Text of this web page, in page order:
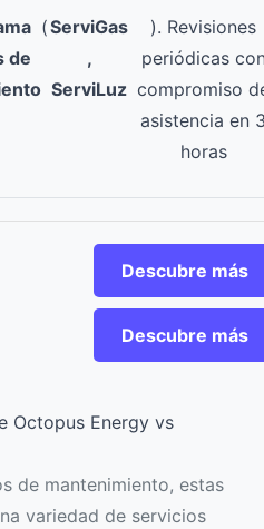
de
(ServiGas
,
ServiLuz
). Revisiones
periódicas
compromiso
asistencia en
horas
Descubre más
Descubre más
Octopus Energy vs
de mantenimiento, estas
variedad de servicios